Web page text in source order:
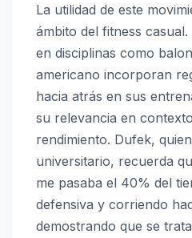
La utilidad de este
ámbito del fitness
en disciplinas como
americano incorporan
hacia atrás en sus
su relevancia en
rendimiento. Dufek,
universitario, recuerda
me pasaba el 40% del
defensiva y corriendo
demostrando que se